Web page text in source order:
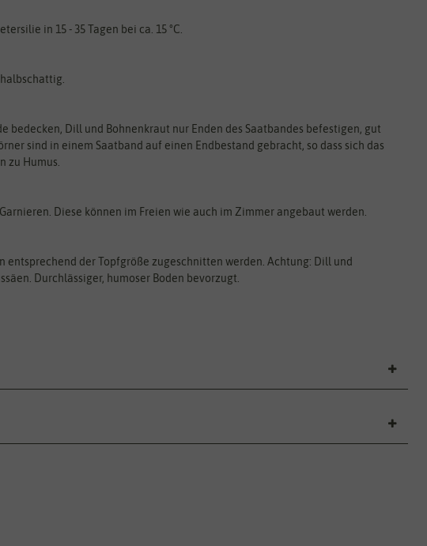
in 15 - 35 Tagen bei ca. 15 °C.
bedecken, Dill und Bohnenkraut nur Enden des Saatbandes befestigen, gut
sind in einem Saatband auf einen Endbestand gebracht, so dass sich das
zu Humus.
Diese können im Freien wie auch im Zimmer angebaut werden.
entsprechend der Topfgröße zugeschnitten werden. Achtung: Dill und
Durchlässiger, humoser Boden bevorzugt.